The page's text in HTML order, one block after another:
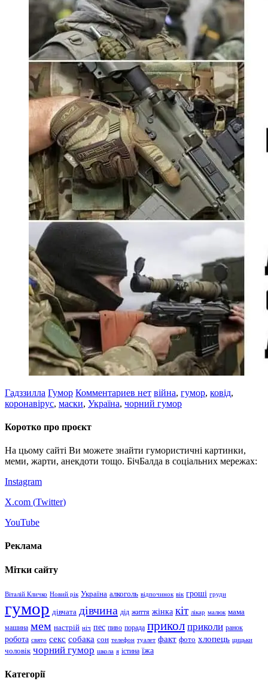
Гадззилла Гумор Комментариев нет війна, гумор, ковід,
коронавірус, маски, Україна, чорний гумор
Коротко про проєкт
На цьому сайті Ви можете знайти гумористичні картинки,
меми, жарти, анекдоти тощо. БічБалда в соціальних мережах:
Instagram
X.com (Twitter)
YouTube
Реклама
Мітки сайту
Віталій Кличко Новий рік Україна алкоголь відпочинок вік гроші груди
гумор дівчата дівчина дід життя жінка кіт лікар малюк мама
машина мем настрій ніч пес пиво порада прикол приколи ранок
робота свято секс собака сон телефон туалет факт фото хлопець цицьки
чоловік чорний гумор школа я істина їжа
Категорії